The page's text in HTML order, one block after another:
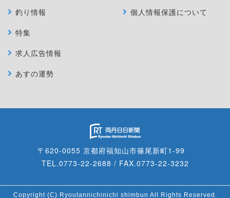
釣り情報
特集
求人広告情報
あすの運勢
個人情報保護について
〒620-0055 京都府福知山市篠尾新町1-99
TEL.0773-22-2688 / FAX.0773-22-3232
Copyright (C) Ryoutannichinichi shimbun All Rights Reserved.